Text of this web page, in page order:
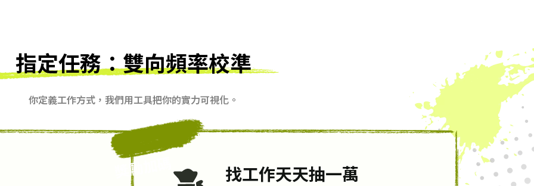
指定任務：雙向頻率校準
你定義工作方式，我們用工具把你的實力可視化。
獎勵加碼 找工作天天抽一萬